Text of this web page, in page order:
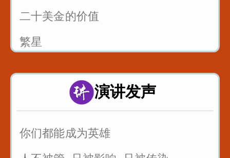
二十美金的价值
繁星
演讲发声
你们都能成为英雄